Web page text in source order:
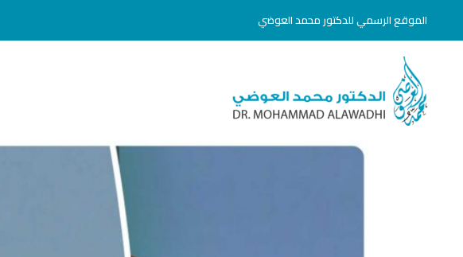
إلى
الموقع الرسمي للدكتور محمد العوضي